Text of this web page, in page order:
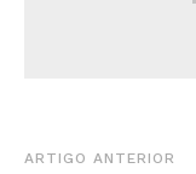
ARTIGO ANTERIOR